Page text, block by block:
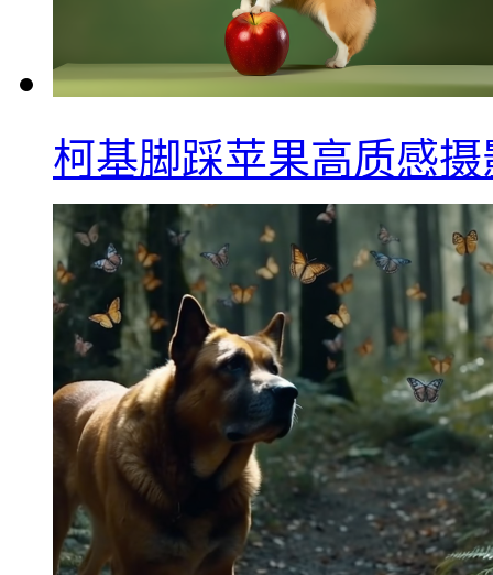
柯基脚踩苹果高质感摄